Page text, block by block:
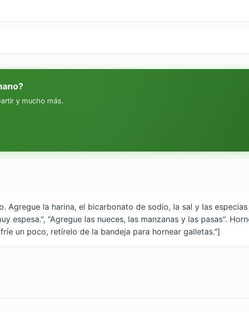
y mucho más.
Agregue la harina, el bicarbonato de sodio, la sal y las
espesa.", "Agregue las nueces, las manzanas y las pasas".
un poco, retírelo de la bandeja para hornear galletas."]